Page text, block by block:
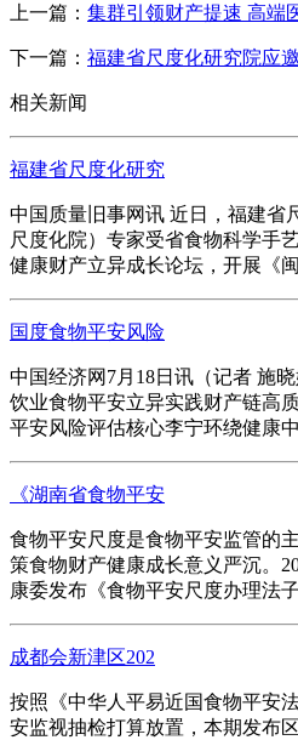
上一篇： 集群引领财产提速 高端
下一篇： 福建省尺度化研究院应
相关新闻
福建省尺度化研究
中国质量旧事网讯 近日，福建省
尺度化院）专家受省食物科学手
健康财产立异成长论坛，开展《
国度食物平安风险
中国经济网7月18日讯（记者 施
饮业食物平安立异实践财产链高
平安风险评估核心李宁环绕健康
《湖南省食物平安
食物平安尺度是食物平安监管的
策食物财产健康成长意义严沉。
康委发布《食物平安尺度办理法
成都会新津区202
按照《中华人平易近国食物平安
安监视抽检打算放置，本期发布